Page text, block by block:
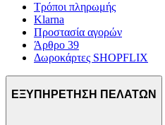
Τρόποι πληρωμής
Klarna
Προστασία αγορών
Άρθρο 39
Δωροκάρτες SHOPFLIX
ΕΞΥΠΗΡΕΤΗΣΗ ΠΕΛΑΤΩΝ